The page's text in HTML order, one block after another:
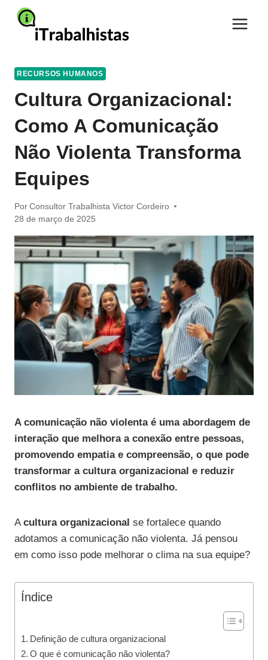
Pular
para
RECURSOS HUMANOS
Cultura Organizacional:
Como A Comunicação
Não Violenta Transforma
Equipes
Por Consultor Trabalhista Victor Cordeiro
28 de março de 2025
A comunicação não violenta é uma abordagem de
interação que melhora a conexão entre pessoas,
promovendo empatia e compreensão, o que pode
transformar a cultura organizacional e reduzir
conflitos no ambiente de trabalho.
Acultura organizacional se fortalece quando
adotamos a comunicação não violenta. Já pensou
em como isso pode melhorar o clima na sua equipe?
Índice
Definição de cultura organizacional
O que é comunicação não violenta?